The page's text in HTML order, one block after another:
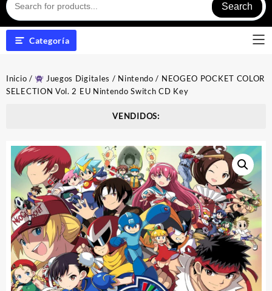
Search
Categoría
Inicio / Juegos Digitales / Nintendo / NEOGEO POCKET COLOR
SELECTION Vol. 2 EU Nintendo Switch CD Key
VENDIDOS: